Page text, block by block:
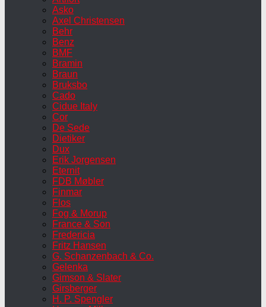
Asko
Axel Christensen
Behr
Benz
BMF
Bramin
Braun
Bruksbo
Cado
Cidue Italy
Cor
De Sede
Dietiker
Dux
Erik Jorgensen
Eternit
FDB Møbler
Finmar
Flos
Fog & Morup
France & Son
Fredericia
Fritz Hansen
G. Schanzenbach & Co.
Gelenka
Gimson & Slater
Girsberger
H. P. Spengler